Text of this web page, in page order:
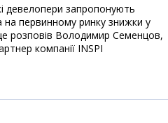
девелопери запропонують
первинному ринку знижки у
розповів Володимир Семенцов,
компанії INSPI